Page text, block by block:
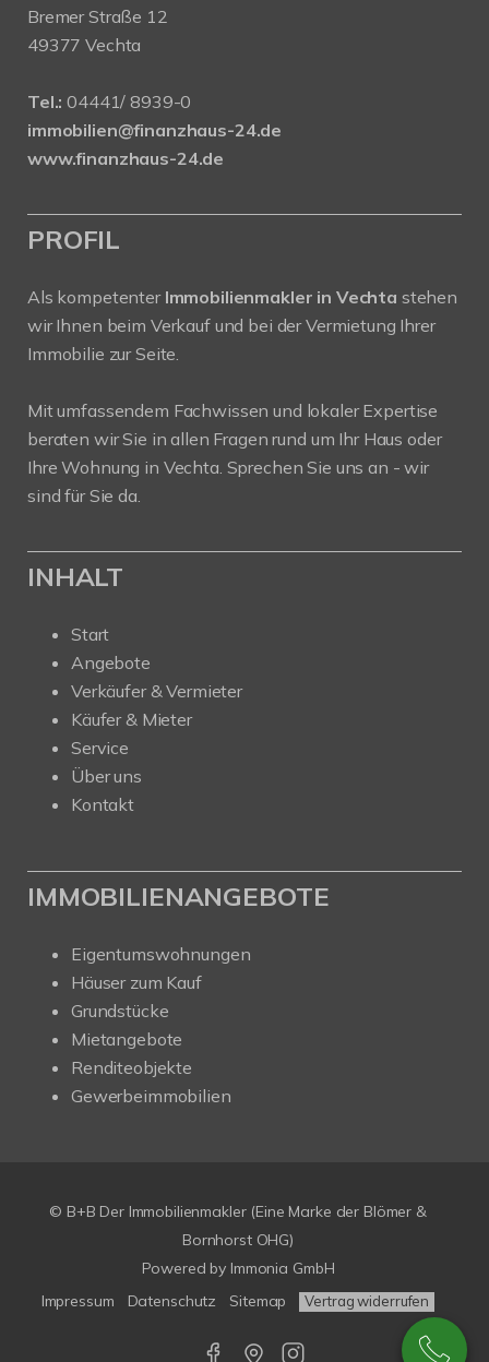
Bremer Straße 12
49377 Vechta
Tel.: 04441/ 8939-0
immobilien@finanzhaus-24.de
www.finanzhaus-24.de
PROFIL
Als kompetenter Immobilienmakler in Vechta stehen
wir Ihnen beim Verkauf und bei der Vermietung Ihrer
Immobilie zur Seite.
Mit umfassendem Fachwissen und lokaler Expertise
beraten wir Sie in allen Fragen rund um Ihr Haus oder
Ihre Wohnung in Vechta. Sprechen Sie uns an - wir
sind für Sie da.
INHALT
Start
Angebote
Verkäufer & Vermieter
Käufer & Mieter
Service
Über uns
Kontakt
IMMOBILIENANGEBOTE
Eigentumswohnungen
Häuser zum Kauf
Grundstücke
Mietangebote
Renditeobjekte
Gewerbeimmobilien
© B+B Der Immobilienmakler (Eine Marke der Blömer &
Bornhorst OHG)
Powered by Immonia GmbH
Impressum
Datenschutz Sitemap Vertrag widerrufen